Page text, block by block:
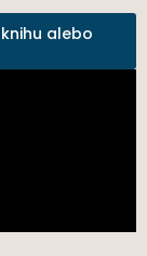
knihu alebo